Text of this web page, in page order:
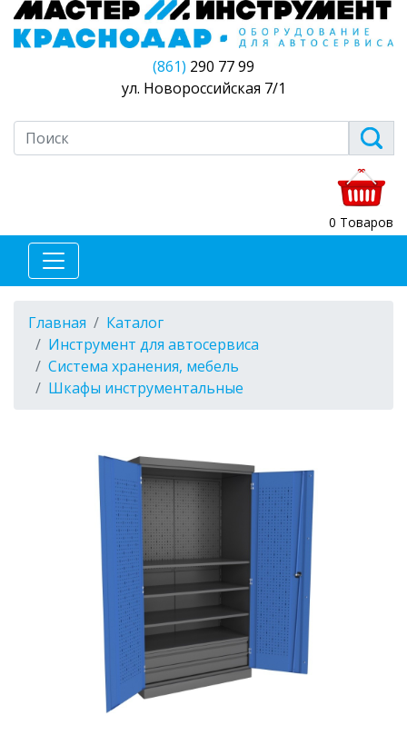
(861) 290 77 99
ул. Новороссийская 7/1
0 Товаров
Главная
Каталог
Инструмент для автосервиса
Система хранения, мебель
Шкафы инструментальные